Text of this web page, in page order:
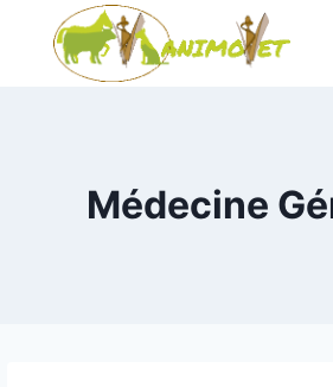
contenu
Médecine